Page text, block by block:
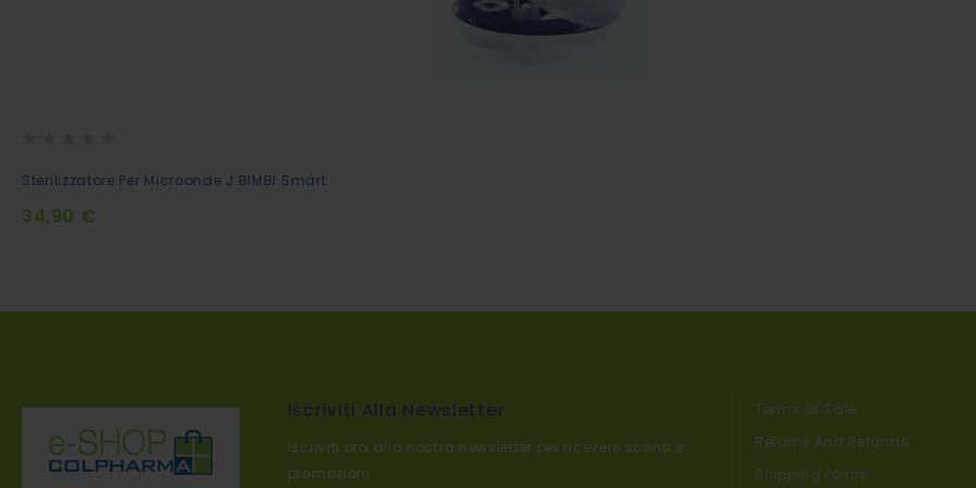
Sterilizzatore Per Microonde J BIMBI Smart
34,90 €
Aggiungi
Carrello
Iscriviti ora alla nostra newsletter per ricevere sconti e
promozioni
Terms Of Sale
Returns And Refunds
Shipping Policy